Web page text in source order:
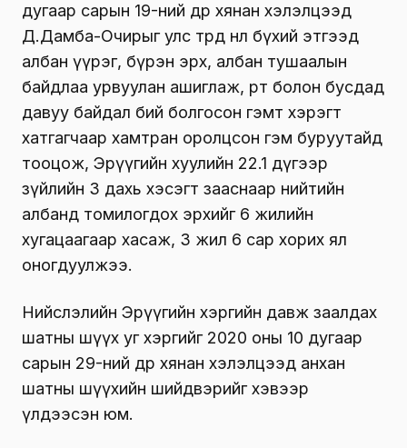
дугаар сарын 19-ний өдөр хянан хэлэлцээд
Д.Дамба-Очирыг улс төрд нөлөө бүхий этгээд
албан үүрэг, бүрэн эрх, албан тушаалын
байдлаа урвуулан ашиглаж, өөртөө болон бусдад
давуу байдал бий болгосон гэмт хэрэгт
хатгагчаар хамтран оролцсон гэм буруутайд
тооцож, Эрүүгийн хуулийн 22.1 дүгээр
зүйлийн 3 дахь хэсэгт зааснаар нийтийн
албанд томилогдох эрхийг 6 жилийн
хугацаагаар хасаж, 3 жил 6 сар хорих ял
оногдуулжээ.
Нийслэлийн Эрүүгийн хэргийн давж заалдах
шатны шүүх уг хэргийг 2020 оны 10 дугаар
сарын 29-ний өдөр хянан хэлэлцээд анхан
шатны шүүхийн шийдвэрийг хэвээр
үлдээсэн юм.